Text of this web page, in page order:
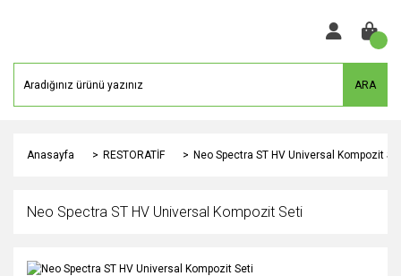
ARA
Anasayfa RESTORATİF Neo Spectra ST HV Universal Kompozit
Neo Spectra ST HV Universal Kompozit Seti